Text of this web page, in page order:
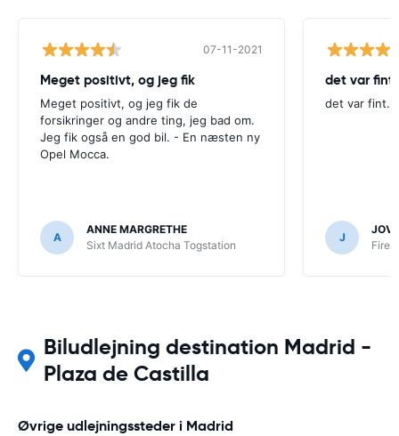
07-11-2021
Meget positivt, og jeg fik
Meget positivt, og jeg fik de
forsikringer og andre ting, jeg bad om.
Jeg fik også en god bil. - En næsten ny
Opel Mocca.
A
ANNE MARGRETHE
Sixt Madrid Atocha Togstation
det var fint.
det var fint.
J
Biludlejning destination Madrid -
Plaza de Castilla
Øvrige udlejningssteder i Madrid